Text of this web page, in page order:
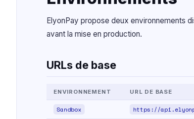
ElyonPay propose deux environnements
avant la mise en production.
URLs de base
ENVIRONNEMENT URL DE BASE
Sandbox https://